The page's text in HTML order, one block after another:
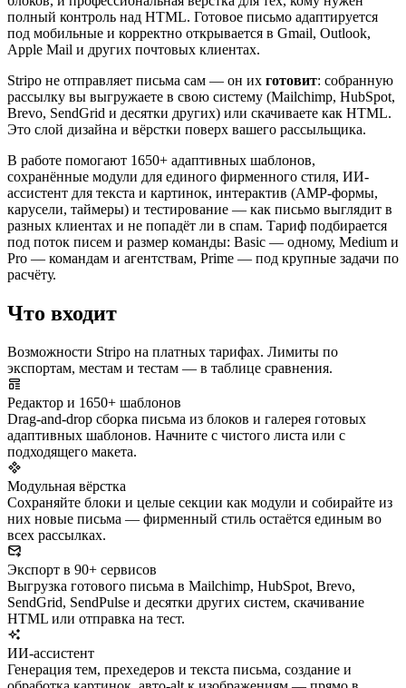
полный контроль над HTML. Готовое письмо адаптируется
под мобильные и корректно открывается в Gmail, Outlook,
Apple Mail и других почтовых клиентах.
Stripo не отправляет письма сам — он их готовит: собранную
рассылку вы выгружаете в свою систему (Mailchimp, HubSpot,
Brevo, SendGrid и десятки других) или скачиваете как HTML.
Это слой дизайна и вёрстки поверх вашего рассыльщика.
В работе помогают 1650+ адаптивных шаблонов,
сохранённые модули для единого фирменного стиля, ИИ-
ассистент для текста и картинок, интерактив (AMP-формы,
карусели, таймеры) и тестирование — как письмо выглядит в
разных клиентах и не попадёт ли в спам. Тариф подбирается
под поток писем и размер команды: Basic — одному, Medium и
Pro — командам и агентствам, Prime — под крупные задачи по
расчёту.
Что входит
Возможности Stripo на платных тарифах. Лимиты по
экспортам, местам и тестам — в таблице сравнения.
Редактор и 1650+ шаблонов
Drag-and-drop сборка письма из блоков и галерея готовых
адаптивных шаблонов. Начните с чистого листа или с
подходящего макета.
Модульная вёрстка
Сохраняйте блоки и целые секции как модули и собирайте из
них новые письма — фирменный стиль остаётся единым во
всех рассылках.
Экспорт в 90+ сервисов
Выгрузка готового письма в Mailchimp, HubSpot, Brevo,
SendGrid, SendPulse и десятки других систем, скачивание
HTML или отправка на тест.
ИИ-ассистент
Генерация тем, прехедеров и текста письма, создание и